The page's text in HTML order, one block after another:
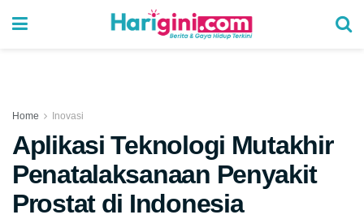
Home Inovasi
Aplikasi Teknologi Mutakhir
Penatalaksanaan Penyakit
Prostat di Indonesia